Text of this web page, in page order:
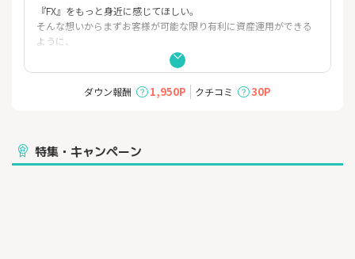
『FX』をもっと身近に感じてほしい。
そんな想いからまずお客様が可能な限り有利に資産運用ができる
ように、
業界トップクラスの低コストを実現しました！
≫取引単位が通常のFX取引の10分の1である1000通貨/1Lotのコー
スをご提供！
心して資産運用が始められます。
ダウン報酬 1,950P クチコミ 30P
特集・キャンペーン